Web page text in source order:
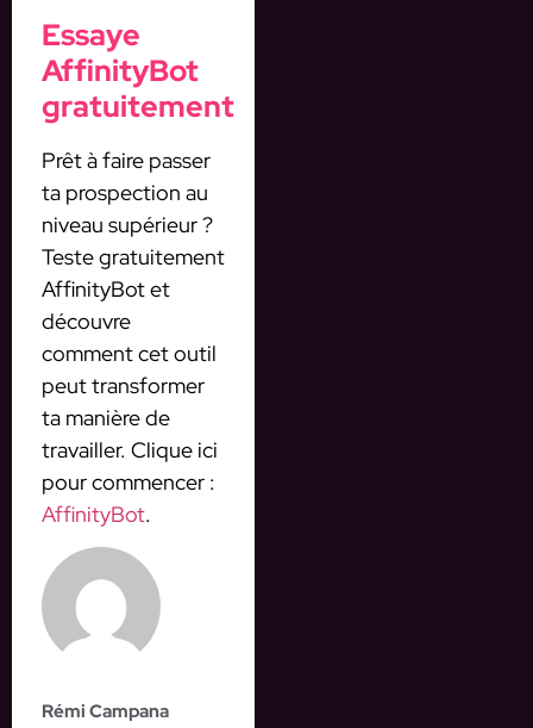
Essaye
AffinityBot
gratuitement
Prêt à faire passer
ta prospection au
niveau supérieur ?
Teste gratuitement
AffinityBot et
découvre
comment cet outil
peut transformer
ta manière de
travailler. Clique ici
pour commencer :
AffinityBot.
Rémi Campana